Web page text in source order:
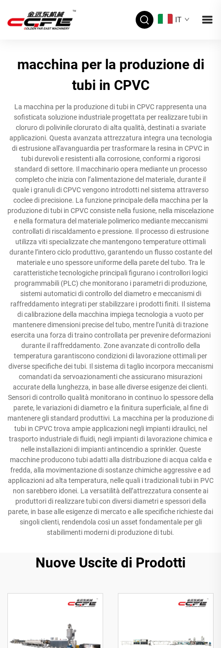
IT
macchina per la produzione di
tubi in CPVC
La macchina per la produzione di tubi in CPVC rappresenta una
sofisticata soluzione industriale progettata per realizzare tubi in
cloruro di polivinile clorurato di alta qualità, destinati a svariate
applicazioni. Questa avanzata attrezzatura integra una tecnologia
di estrusione all'avanguardia per trasformare la resina in CPVC in
tubi durevoli e resistenti alla corrosione, conformi a rigorosi
standard di settore. Il macchinario opera mediante un processo
completo che inizia con l’alimentazione del materiale, durante il
quale i granuli di CPVC vengono introdotti nel sistema attraverso
coclee di precisione. La funzione principale della macchina per la
produzione di tubi in CPVC consiste nella fusione, nella miscelazione
e nella formatura del materiale polimerico mediante meccanismi
controllati di riscaldamento e pressione. Il processo di estrusione
utilizza viti specializzate che mantengono temperature ottimali
durante l’intero ciclo produttivo, garantendo un flusso costante del
materiale e uno spessore uniforme della parete del tubo. Tra le
caratteristiche tecnologiche principali figurano i controllori logici
programmabili (PLC) che monitorano i parametri di produzione,
sistemi automatici di controllo del diametro e meccanismi di
raffreddamento integrati per stabilizzare i prodotti finiti. Il sistema
di calibrazione della macchina impiega tecnologia a vuoto per
mantenere dimensioni precise del tubo, mentre l’unità di trazione
esercita una forza di traino controllata per prevenire deformazioni
durante il raffreddamento. Zone avanzate di controllo della
temperatura garantiscono condizioni di lavorazione ottimali per
diverse specifiche dei tubi. Il sistema di taglio incorpora meccanismi
comandati da servoazionamenti che assicurano misurazioni
accurate della lunghezza, in base alle diverse esigenze dei clienti.
Sensori di controllo qualità monitorano in continuo lo spessore della
parete, le variazioni di diametro e la finitura superficiale, al fine di
mantenere gli standard produttivi. La macchina per la produzione di
tubi in CPVC trova ampie applicazioni negli impianti idraulici, nel
trasporto industriale di fluidi, negli impianti di lavorazione chimica e
nelle installazioni di impianti antincendio a sprinkler. Queste
macchine producono tubi adatti alla distribuzione di acqua calda e
fredda, alla movimentazione di sostanze chimiche aggressive e ad
applicazioni ad alta temperatura, nelle quali i tradizionali tubi in PVC
non sarebbero idonei. La versatilità dell’attrezzatura consente ai
produttori di realizzare tubi con diversi diametri e spessori della
parete, in base alle esigenze di mercato e alle specifiche richieste dai
singoli clienti, rendendola così un asset fondamentale per gli
stabilimenti moderni di produzione di tubi.
Nuove Uscite di Prodotti